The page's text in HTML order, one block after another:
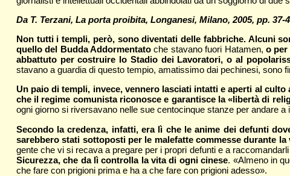
Da T. Terzani, La porta proibita, Longanesi, Milano, 2005, pp. 37-
Non tutti i templi, però, sono diventati delle fabbriche. Alcuni
quello del Budda Addormentato che stavano fuori Hatamen, o per
abbattuto per costruire lo Stadio dei Lavoratori, o al
stavano a guardia di questo tempio, amatissimo dai pechinesi, sono
Un paio di templi, invece, vennero lasciati intatti e aperti al
che il regime comunista riconosce e garantisce la «libertà di
ogni giorno si riversavano nelle sue centocinque stanze per andare
Secondo la credenza, infatti, era lì che le anime dei defunti
sarebbero stati sottoposti per le malefatte commesse durante la
gente che vi si recava a pregare per i propri defunti e a
Sicurezza, che da lì controlla la vita di ogni cinese. «Almeno in
che fare con prigioni prima e ha a che fare con prigioni adesso».